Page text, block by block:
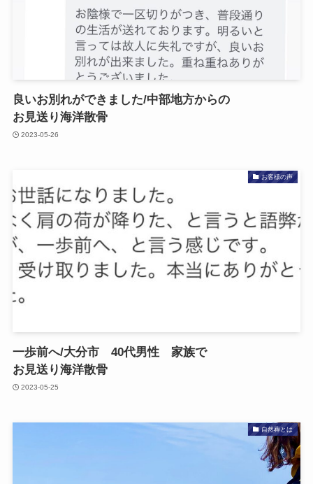
良い​お別れが​できました​/中部​地方からの​
お見送り海洋散骨
2023-05-26
お客様の声
一歩前へ​/大分市 40​代男性 家族で​
お見送り海洋散骨
2023-05-25
自然葬とは